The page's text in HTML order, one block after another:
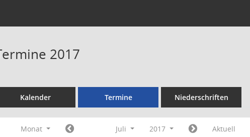
navigation
2017
Kalender Termine Niederschriften
Monat Juli 2017 Aktuell